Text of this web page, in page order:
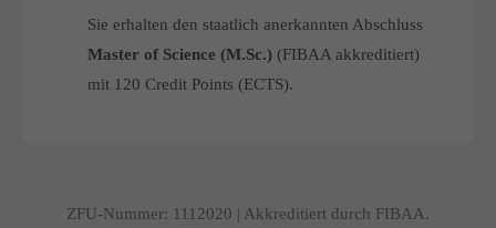
Sie erhalten den staatlich anerkannten Abschluss
Master of Science (M.Sc.) (FIBAA akkreditiert)
mit 120 Credit Points (ECTS).
ZFU-Nummer: 1112020 | Akkreditiert durch FIBAA.